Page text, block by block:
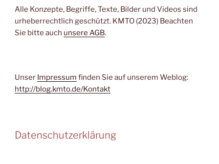
Alle Konzepte, Begriffe, Texte, Bilder und Videos sind
urheberrechtlich geschützt. KMTO (2023) Beachten
Sie bitte auch unsere AGB.
Unser Impressum finden Sie auf unserem Weblog:
http://blog.kmto.de/Kontakt
Datenschutzerklärung